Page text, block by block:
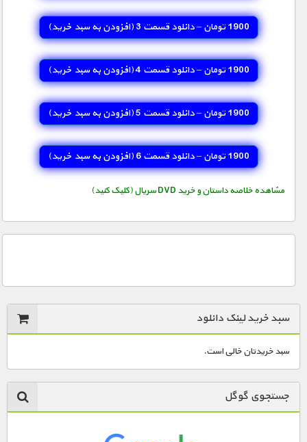
علم و فناوری
فرهنگ / هنر
کیهان / نجوم
گردشگری
ماورایی
مسابقات / ورزشی
مستند های اختصاصی
1900 تومان – دانلود قسمت 3 (افزودن به سبد خريد)
1900 تومان – دانلود قسمت 4 (افزودن به سبد خريد)
1900 تومان – دانلود قسمت 5 (افزودن به سبد خريد)
1900 تومان – دانلود قسمت 6 (افزودن به سبد خريد)
مشاهده خلاصه داستان و خرید DVD سریال (کلیک کنید)
سبد خرید لینک دانلود
سبد خریدتان خالی است.
جستجوی گوگل